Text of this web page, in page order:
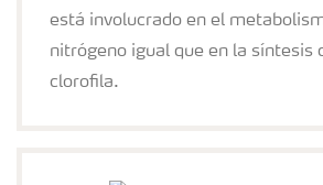
está involucrado en el
nitrógeno igual que en la síntesis
clorofila.